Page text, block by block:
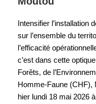
Intensifier l’installation
sur l’ensemble du
l’efficacité
c’est dans cette
Forêts, de
Homme-Faune (CHF),
hier lundi 18 mai 2026